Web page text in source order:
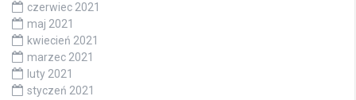
czerwiec 2021
maj 2021
kwiecień 2021
marzec 2021
luty 2021
styczeń 2021